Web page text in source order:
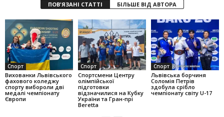
ПОВ'ЯЗАНІ СТАТТІ БІЛЬШЕ ВІД АВТОРА
Спорт
Вихованки Львівського
фахового коледжу
спорту вибороли дві
медалі чемпіонату
Європи
Спорт
Спортсмени Центру
олімпійської
підготовки
відзначилися на Кубку
України та Гран-прі
Beretta
Спорт
Львівська борчиня
Соломія Петрів
здобула срібло
чемпіонату світу U-17